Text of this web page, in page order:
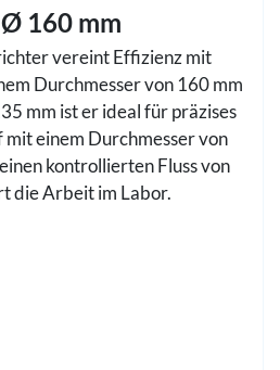
160 mm
vereint Effizienz mit
Durchmesser von 160 mm
mm ist er ideal für präzises
einem Durchmesser von
kontrollierten Fluss von
die Arbeit im Labor.